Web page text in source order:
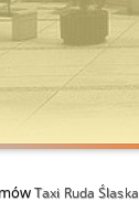
Taxi Ruda Ślaska